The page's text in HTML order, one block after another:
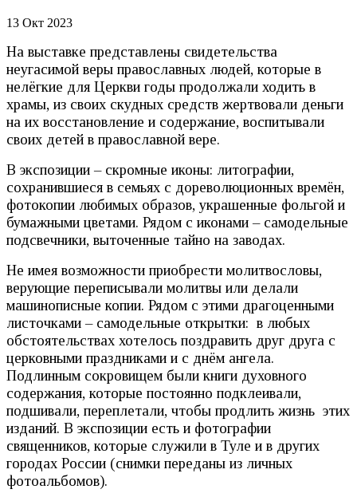
13 Окт 2023
На выставке представлены свидетельства
неугасимой веры православных людей, которые в
нелёгкие для Церкви годы продолжали ходить в
храмы, из своих скудных средств жертвовали деньги
на их восстановление и содержание, воспитывали
своих детей в православной вере.
В экспозиции – скромные иконы: литографии,
сохранившиеся в семьях с дореволюционных времён,
фотокопии любимых образов, украшенные фольгой и
бумажными цветами. Рядом с иконами – самодельные
подсвечники, выточенные тайно на заводах.
Не имея возможности приобрести молитвословы,
верующие переписывали молитвы или делали
машинописные копии. Рядом с этими драгоценными
листочками – самодельные открытки: в любых
обстоятельствах хотелось поздравить друг друга с
церковными праздниками и с днём ангела.
Подлинным сокровищем были книги духовного
содержания, которые постоянно подклеивали,
подшивали, переплетали, чтобы продлить жизнь этих
изданий. В экспозиции есть и фотографии
священников, которые служили в Туле и в других
городах России (снимки переданы из личных
фотоальбомов).